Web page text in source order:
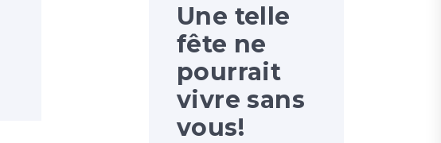
Une telle
fête ne
pourrait
vivre sans
vous!